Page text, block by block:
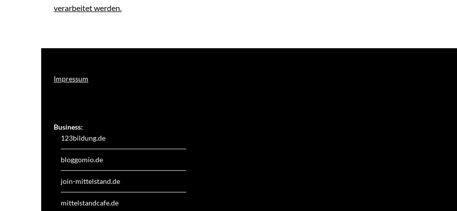
verarbeitet werden.
Impressum
Business:
123bildung.de
bloggomio.de
join-mittelstand.de
mittelstandcafe.de